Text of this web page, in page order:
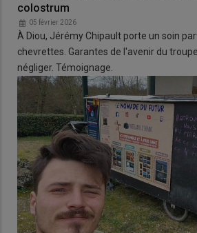
colostrum
05 février 2026
À Diou, Jérémy Chipault porte un soin
chevrettes. Garantes de l'avenir du
négliger. Témoignage.